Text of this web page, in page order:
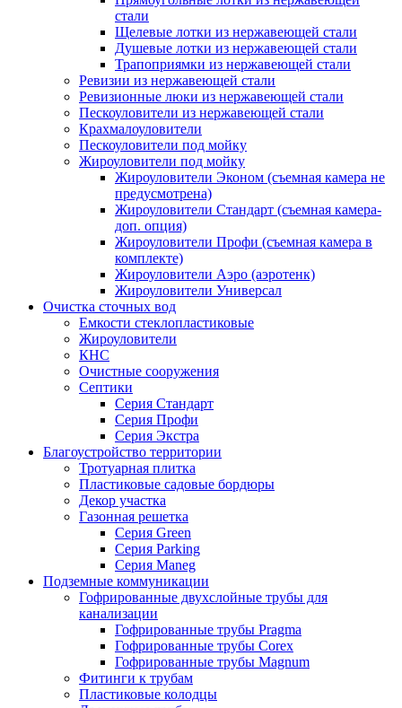
стали
Щелевые лотки из нержавеющей стали
Душевые лотки из нержавеющей стали
Трапоприямки из нержавеющей стали
Ревизии из нержавеющей стали
Ревизионные люки из нержавеющей стали
Пескоуловители из нержавеющей стали
Крахмалоуловители
Пескоуловители под мойку
Жироуловители под мойку
Жироуловители Эконом (съемная камера не
предусмотрена)
Жироуловители Стандарт (съемная камера-
доп. опция)
Жироуловители Профи (съемная камера в
комплекте)
Жироуловители Аэро (аэротенк)
Жироуловители Универсал
Очистка сточных вод
Емкости стеклопластиковые
Жироуловители
КНС
Очистные сооружения
Септики
Серия Стандарт
Серия Профи
Серия Экстра
Благоустройство территории
Тротуарная плитка
Пластиковые садовые бордюры
Декор участка
Газонная решетка
Серия Green
Серия Parking
Серия Maneg
Подземные коммуникации
Гофрированные двухслойные трубы для
канализации
Гофрированные трубы Pragma
Гофрированные трубы Corex
Гофрированные трубы Magnum
Фитинги к трубам
Пластиковые колодцы